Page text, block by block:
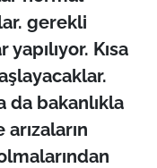
gerekli
Kısa
da bakanlıkla
arızaların